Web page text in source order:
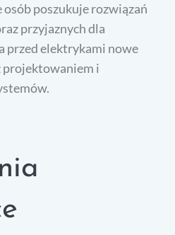
osób poszukuje rozwiązań
przyjaznych dla
przed elektrykami nowe
projektowaniem i